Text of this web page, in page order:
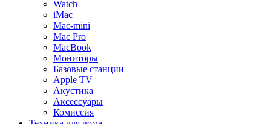
Watch
iMac
Mac-mini
Mac Pro
MacBook
Мониторы
Базовые станции
Apple TV
Акустика
Аксессуары
Комиссия